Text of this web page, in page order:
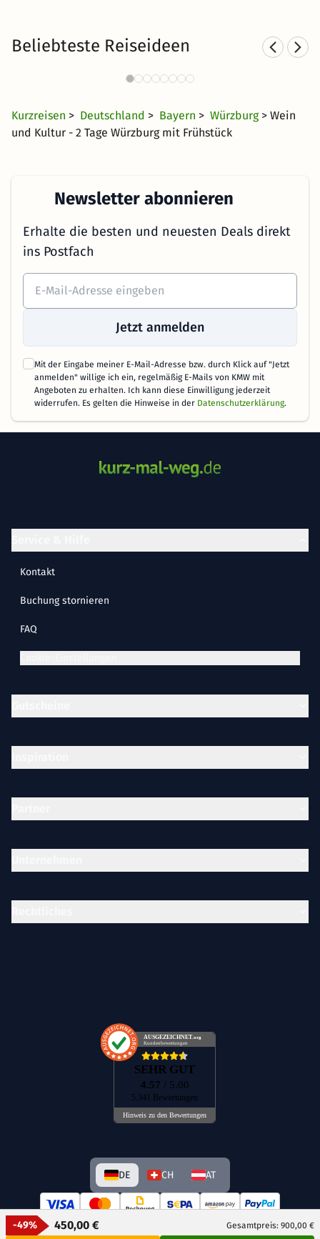
-49% 450,00 € Gesamtpreis: 900,00 €
Beliebteste Reiseideen
Städtereisen nach Würzburg
78 Angebote
Kurzreisen > Deutschland > Bayern > Würzburg > Wein
und Kultur - 2 Tage Würzburg mit Frühstück
Newsletter abonnieren
Erhalte die besten und neuesten Deals direkt
ins Postfach
Jetzt anmelden
Mit der Eingabe meiner E-Mail-Adresse bzw. durch Klick auf "Jetzt
anmelden" willige ich ein, regelmäßig E-Mails von KMW mit
Angeboten zu erhalten. Ich kann diese Einwilligung jederzeit
widerrufen. Es gelten die Hinweise in der Datenschutzerklärung.
AUSGEZEICHNET .org
Kundenbewertungen
SEHR GUT
4.57 / 5.00
5.341 Bewertungen
Hinweis zu den Bewertungen
Kontakt
Buchung stornieren
FAQ
DE CH AT